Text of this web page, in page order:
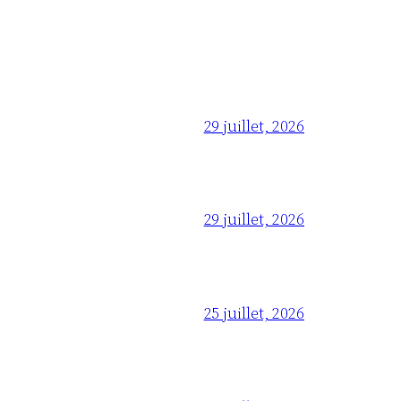
29 juillet, 2026
29 juillet, 2026
25 juillet, 2026